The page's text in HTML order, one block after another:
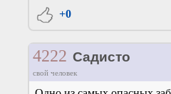
+0
4222 Садисто
свой человек